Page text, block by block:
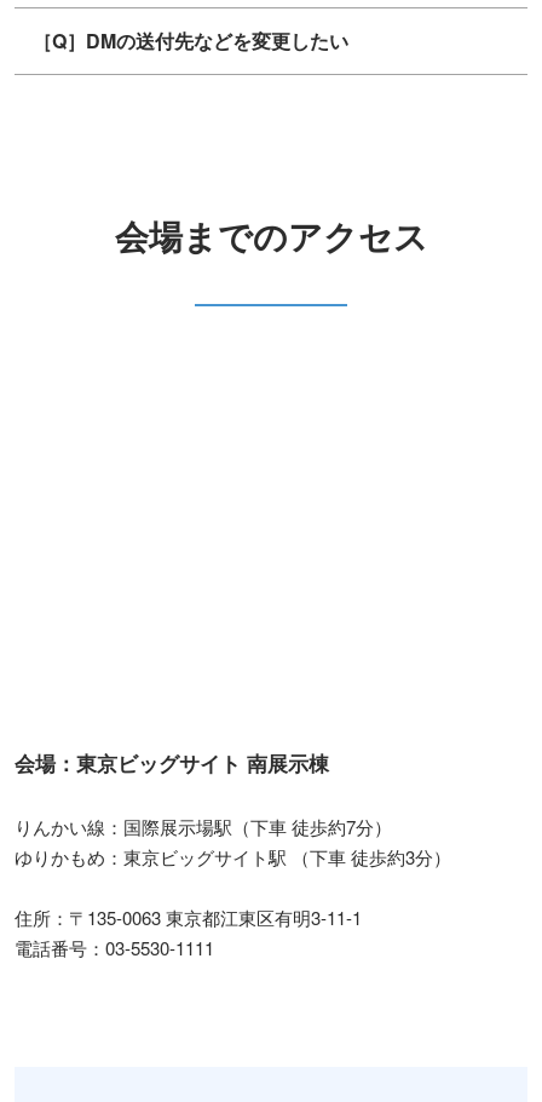
［Q］DMの送付先などを変更したい
会場までのアクセス
会場：東京ビッグサイト 南展示棟
りんかい線：国際展示場駅（下車 徒歩約7分）
ゆりかもめ：東京ビッグサイト駅 （下車 徒歩約3分）
住所：〒135-0063 東京都江東区有明3-11-1
電話番号：03-5530-1111